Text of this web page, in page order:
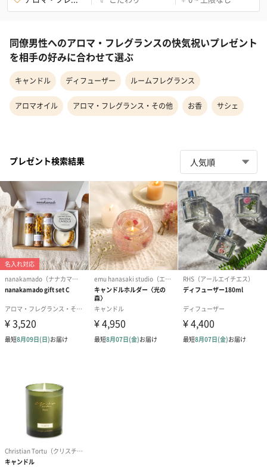
同僚男性へのアロマ・フレグランスの快気祝いプレゼント
を相手の好みに合わせて選ぶ
キャンドル ディフューザー ルームフレグランス
アロマオイル アロマ・フレグランス・その他 お香 サシェ
プレゼント検索結果